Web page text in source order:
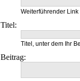
Weiterführender
Titel:
Titel, unter dem Ihr
Beitrag: